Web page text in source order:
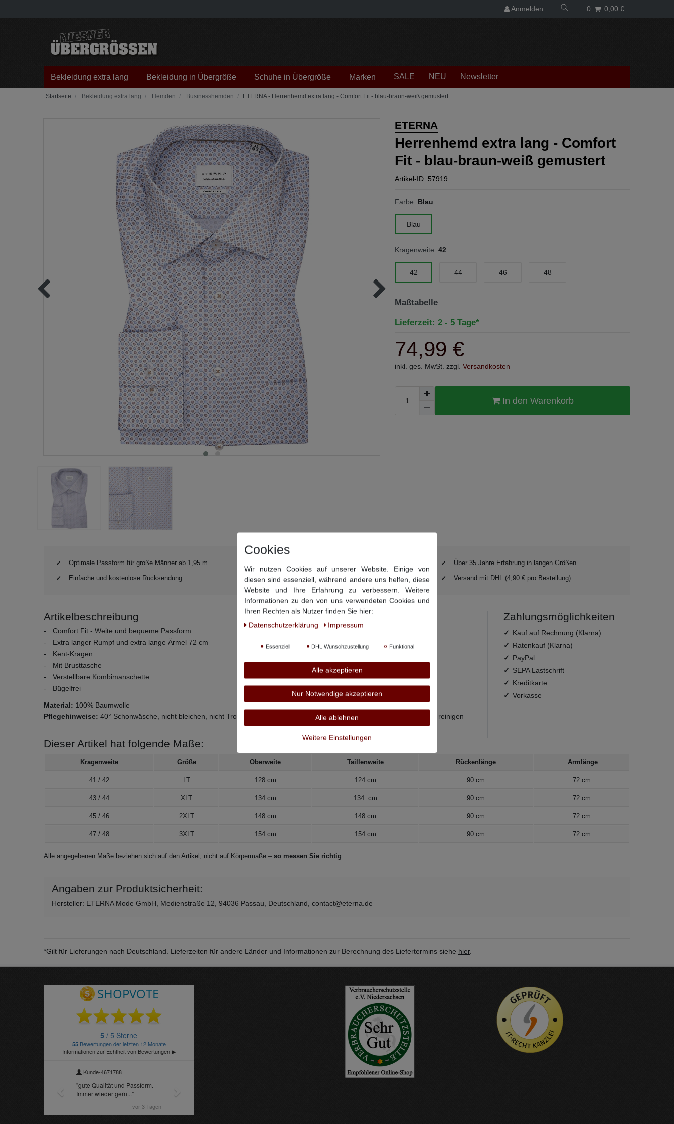
Anmelden 0 0,00 €
Bekleidung extra lang Bekleidung in Übergröße Schuhe in Übergröße Marken SALE NEU Newsletter
Bekleidung extra lang Hemden Businesshemden ETERNA - Herrenhemd extra lang - Comfort Fit - blau-braun-weiß gemustert
ETERNA
Herrenhemd extra lang - Comfort
Fit - blau-braun-weiß gemustert
Artikel-ID: 57919
Farbe: Blau
Blau
Kragenweite: 42
42 44 46 48
Maßtabelle
Lieferzeit: 2 - 5 Tage*
74,99 €
inkl. ges. MwSt. zzgl. Versandkosten
In den Warenkorb
Optimale Passform für große Männer ab 1,95 m
Über 35 Jahre Erfahrung in langen Größen
Einfache und kostenlose Rücksendung
DHL-Retourenaufkleber schon im Paket Versand mit DHL (4,90 € pro Bestellung)
Artikelbeschreibung
Comfort Fit - Weite und bequeme Passform
Extra langer Rumpf und extra lange Ärmel 72 cm
Kent-Kragen
Mit Brusttasche
Verstellbare Kombimanschette
Bügelfrei
Material: 100% Baumwolle
Pflegehinweise: 40° Schonwäsche, nicht bleichen, nicht Trommeltrocknen, bügeln bei mittlerer Temperatur, nicht chemisch reinigen
Zahlungsmöglichkeiten
Kauf auf Rechnung (Klarna)
Ratenkauf (Klarna)
PayPal
SEPA Lastschrift
Kreditkarte
Vorkasse
Dieser Artikel hat folgende Maße:
Kragenweite Größe Oberweite Taillenweite Rückenlänge Armlänge
41 / 42 LT 128 cm 124 cm 90 cm 72 cm
43 / 44 XLT 134 cm 134 cm 90 cm 72 cm
45 / 46 2XLT 148 cm 148 cm 90 cm 72 cm
47 / 48 3XLT 154 cm 154 cm 90 cm 72 cm
Alle angegebenen Maße beziehen sich auf den Artikel, nicht auf Körpermaße – so messen Sie richtig.
Angaben zur Produktsicherheit:
Hersteller: ETERNA Mode GmbH, Medienstraße 12, 94036 Passau, Deutschland, contact@eterna.de
*Gilt für Lieferungen nach Deutschland. Lieferzeiten für andere Länder und Informationen zur Berechnung des Liefertermins siehe hier.
Cookies
Wir nutzen Cookies auf unserer Website. Einige von
diesen sind essenziell, während andere uns helfen, diese
Website und Ihre Erfahrung zu verbessern. Weitere
Informationen zu den von uns verwendeten Cookies und
Ihren Rechten als Nutzer finden Sie hier:
Daten­schutz­erklärung
Impressum
Essenziell DHL Wunschzustellung Funktional
Alle akzeptieren
Nur Notwendige akzeptieren
Alle ablehnen
Weitere Einstellungen